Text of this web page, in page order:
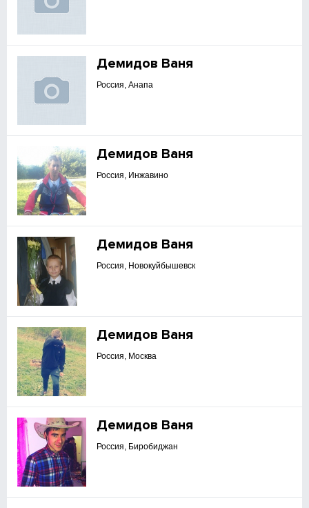
Демидов Ваня
Россия, Анапа
Демидов Ваня
Россия, Инжавино
Демидов Ваня
Россия, Новокуйбышевск
Демидов Ваня
Россия, Москва
Демидов Ваня
Россия, Биробиджан